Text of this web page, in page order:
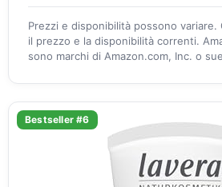
Prezzi e disponibilità possono variare.
il prezzo e la disponibilità correnti.
sono marchi di Amazon.com, Inc. o
Bestseller #6